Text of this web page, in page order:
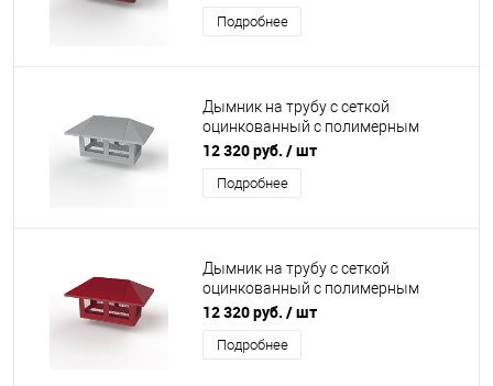
Подробнее
Дымник на трубу с сеткой
оцинкованный с полимерным
покрытием до 2400мм RAL 7004
12 320 руб. / шт
Подробнее
Дымник на трубу с сеткой
оцинкованный с полимерным
покрытием до 2400мм RAL 3009
12 320 руб. / шт
Подробнее